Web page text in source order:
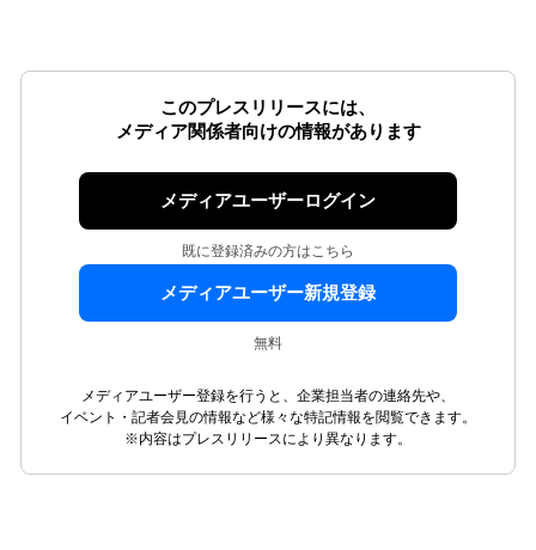
このプレスリリースには、
メディア関係者向けの情報があります
メディアユーザーログイン
既に登録済みの方はこちら
メディアユーザー新規登録
無料
メディアユーザー登録を行うと、企業担当者の連絡先や、
イベント・記者会見の情報など様々な特記情報を閲覧できます。
※内容はプレスリリースにより異なります。